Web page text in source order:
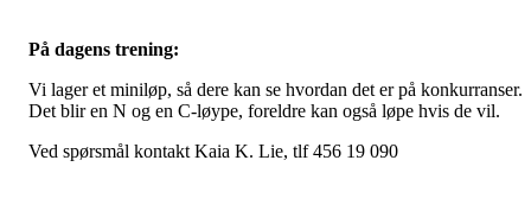
På dagens trening:
Vi lager et miniløp, så dere kan se hvordan det er på konkurranser.
Det blir en N og en C-løype, foreldre kan også løpe hvis de vil.
Ved spørsmål kontakt Kaia K. Lie, tlf 456 19 090